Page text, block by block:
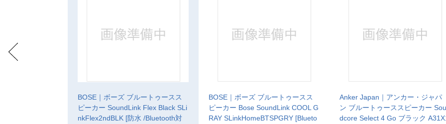
BOSE｜ボーズ ブルートゥースス
ピーカー SoundLink Flex Black SLi
nkFlex2ndBLK [防水 /Bluetooth対
BOSE｜ボーズ ブルートゥースス
ピーカー Bose SoundLink COOL G
RAY SLinkHomeBTSPGRY [Blueto
Anker Japan｜アンカー・ジャパ
ン ブルートゥーススピーカー
dcore Select 4 Go ブラック